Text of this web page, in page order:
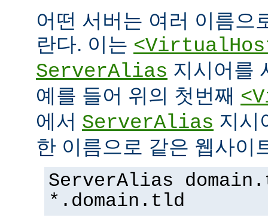
어떤 서버는 여러 이름으
란다. 이는
ServerAlias 지시어를
예를 들어 위의 첫번째
에서 ServerAlias 지시
한 이름으로 같은 웹사이
ServerAlias
*.domain.tld